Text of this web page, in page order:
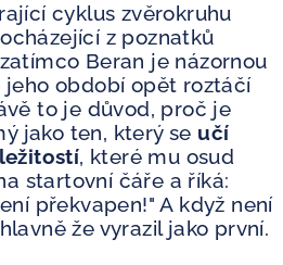
cyklus zvěrokruhu
z poznatků
Beran je názornou
jeho období opět roztáčí
to je důvod, proč je
jako ten, který se učí
, které mu osud
startovní čáře a říká:
překvapen!" A když není
že vyrazil jako první.